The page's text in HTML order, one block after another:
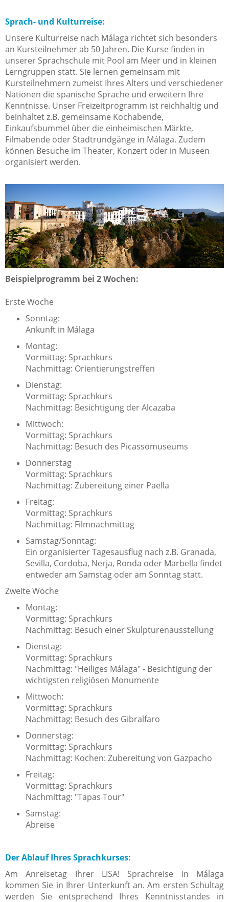
Sprach- und Kulturreise:
Unsere Kulturreise nach Málaga richtet sich besonders
an Kursteilnehmer ab 50 Jahren. Die Kurse finden in
unserer Sprachschule mit Pool am Meer und in kleinen
Lerngruppen statt. Sie lernen gemeinsam mit
Kursteilnehmern zumeist Ihres Alters und verschiedener
Nationen die spanische Sprache und erweitern Ihre
Kenntnisse. Unser Freizeitprogramm ist reichhaltig und
beinhaltet z.B. gemeinsame Kochabende,
Einkaufsbummel über die einheimischen Märkte,
Filmabende oder Stadtrundgänge in Málaga. Zudem
können Besuche im Theater, Konzert oder in Museen
organisiert werden.
Beispielprogramm bei 2 Wochen:
Erste Woche
Sonntag:
Ankunft in Málaga
Montag:
Vormittag: Sprachkurs
Nachmittag: Orientierungstreffen
Dienstag:
Vormittag: Sprachkurs
Nachmittag: Besichtigung der Alcazaba
Mittwoch:
Vormittag: Sprachkurs
Nachmittag: Besuch des Picassomuseums
Donnerstag
Vormittag: Sprachkurs
Nachmittag: Zubereitung einer Paella
Freitag:
Vormittag: Sprachkurs
Nachmittag: Filmnachmittag
Samstag/Sonntag:
Ein organisierter Tagesausflug nach z.B. Granada,
Sevilla, Cordoba, Nerja, Ronda oder Marbella findet
entweder am Samstag oder am Sonntag statt.
Zweite Woche
Montag:
Vormittag: Sprachkurs
Nachmittag: Besuch einer Skulpturenausstellung
Dienstag:
Vormittag: Sprachkurs
Nachmittag: "Heiliges Málaga" - Besichtigung der
wichtigsten religiösen Monumente
Mittwoch:
Vormittag: Sprachkurs
Nachmittag: Besuch des Gibralfaro
Donnerstag:
Vormittag: Sprachkurs
Nachmittag: Kochen: Zubereitung von Gazpacho
Freitag:
Vormittag: Sprachkurs
Nachmittag: "Tapas Tour"
Samstag:
Abreise
Der Ablauf Ihres Sprachkurses:
Am Anreisetag Ihrer LISA! Sprachreise in Málaga
kommen Sie in Ihrer Unterkunft an. Am ersten Schultag
werden Sie entsprechend Ihres Kenntnisstandes in